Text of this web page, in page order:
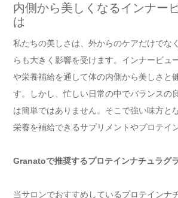
内側から美しくなるインナー
は
私たちの美しさは、外からのケアだけでな
らも大きく影響を受けます。インナービュ
や栄養補給を通して体の内側から美しさと
す。しかし、忙しい日常の中でバランスの
は簡単ではありません。そこで強い味方と
栄養を補給できるサプリメントやプロテイ
Granatoで推奨するプロテインナチュラグ
当サロンでおすすめしているプロテインナ